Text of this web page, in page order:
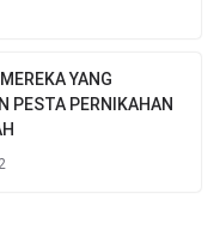
YANG
PESTA PERNIKAHAN